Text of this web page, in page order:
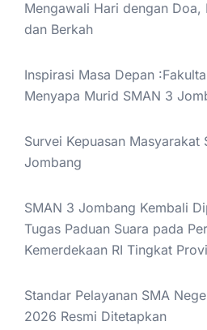
Mengawali Hari dengan Doa,
dan Berkah
Inspirasi Masa Depan
Menyapa Murid SMAN 3
Survei Kepuasan Masyarakat
Jombang
SMAN 3 Jombang Kembali
Tugas Paduan Suara pada
Kemerdekaan RI Tingkat
Standar Pelayanan SMA
2026 Resmi Ditetapkan